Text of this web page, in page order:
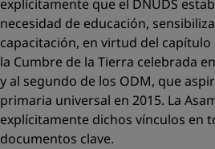
explícitamente que el DNUDS
necesidad de educación,
capacitación, en virtud del capítulo
la Cumbre de la Tierra celebrada
y al segundo de los ODM, que
primaria universal en 2015. La
explícitamente dichos vínculos en
documentos clave.